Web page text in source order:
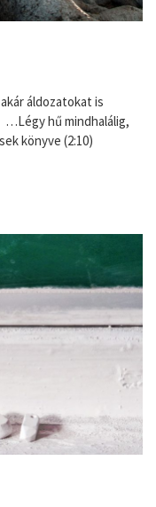
áldozatokat is
…Légy hű mindhalálig,
könyve (2:10)